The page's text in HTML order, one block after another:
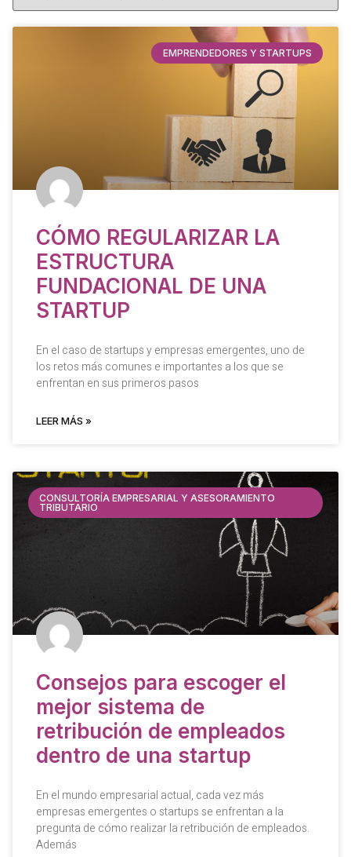
EMPRENDEDORES Y STARTUPS
CÓMO REGULARIZAR LA
ESTRUCTURA
FUNDACIONAL DE UNA
STARTUP
En el caso de startups y empresas emergentes, uno de
los retos más comunes e importantes a los que se
enfrentan en sus primeros pasos
LEER MÁS »
CONSULTORÍA EMPRESARIAL Y ASESORAMIENTO
TRIBUTARIO
Consejos para escoger el
mejor sistema de
retribución de empleados
dentro de una startup
En el mundo empresarial actual, cada vez más
empresas emergentes o startups se enfrentan a la
pregunta de cómo realizar la retribución de empleados.
Además